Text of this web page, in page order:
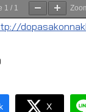
1 / 1
X